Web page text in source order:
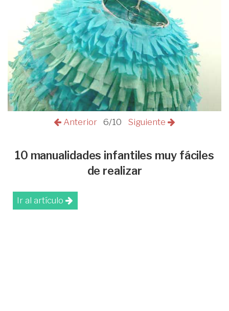
Anterior 6/10 Siguiente
10 manualidades infantiles muy fáciles
de realizar
Ir al artículo